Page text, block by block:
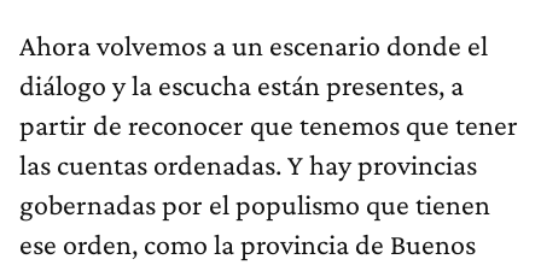
Ahora volvemos a un escenario donde el
diálogo y la escucha están presentes, a
partir de reconocer que tenemos que tener
las cuentas ordenadas. Y hay provincias
gobernadas por el populismo que tienen
ese orden, como la provincia de Buenos